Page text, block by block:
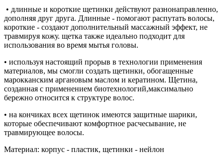
• длинные и короткие щетинки действуют разнонаправленно,
дополняя друг друга. Длинные - помогают распутать волосы,
короткие - создают дополнительный массажный эффект, не
травмируя кожу. щетка также идеально подходит для
использования во время мытья головы.
• используя настоящий прорыв в технологии применения
материалов, мы смогли создать щетинки, обогащенные
марокканским аргановым маслом и кератином. Щетина,
созданная с применением биотехнологий,максимально
бережно относится к структуре волос.
• на кончиках всех щетинок имеются защитные шарики,
которые обеспечивают комфортное расчесывание, не
травмирующее волосы.
Материал: корпус - пластик, щетинки - нейлон